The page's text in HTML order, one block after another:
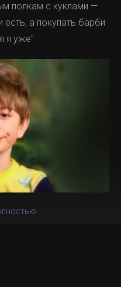
полкам с куклами —
а покупать барби
я уже".